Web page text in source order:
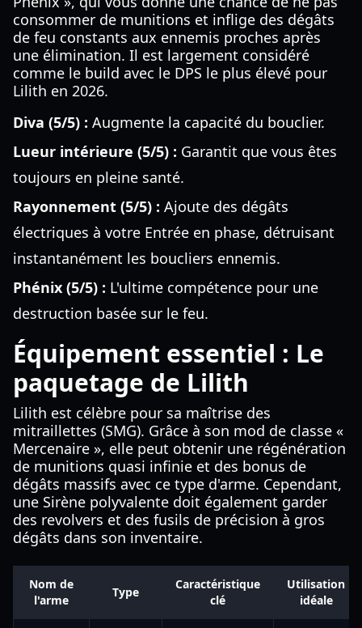
consommer de munitions et inflige des dégâts
de feu constants aux ennemis proches après
une élimination. Il est largement considéré
comme le build avec le DPS le plus élevé pour
Lilith en 2026.
Diva (5/5) : Augmente la capacité du bouclier.
Lueur intérieure (5/5) : Garantit que vous êtes
toujours en pleine santé.
Rayonnement (5/5) : Ajoute des dégâts
électriques à votre Entrée en phase, détruisant
instantanément les boucliers ennemis.
Phénix (5/5) : L'ultime compétence pour une
destruction basée sur le feu.
Équipement essentiel : Le
paquetage de Lilith
Lilith est célèbre pour sa maîtrise des
mitraillettes (SMG). Grâce à son mod de classe «
Mercenaire », elle peut obtenir une régénération
de munitions quasi infinie et des bonus de
dégâts massifs avec ce type d'arme. Cependant,
une Sirène polyvalente doit également garder
des revolvers et des fusils de précision à gros
dégâts dans son inventaire.
Nom de
l'arme
Type
Caractéristique
clé
Utilisation
idéale